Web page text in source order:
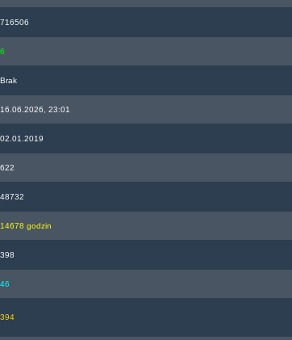
716506
6
Brak
16.06.2026, 23:01
02.01.2019
622
48732
14678 godzin
398
46
394